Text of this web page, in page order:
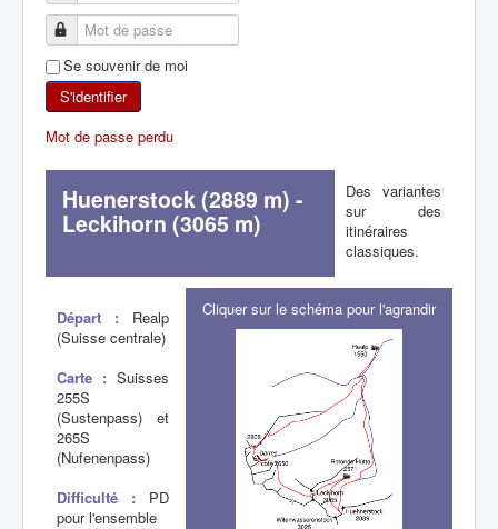
ALPINISME
SKI DE RANDONNÉE
RANDONNÉE SPORTIVE
Se souvenir de moi
S'identifier
Mot de passe perdu
Huenerstock (2889 m) -
Leckihorn (3065 m)
Des variantes
sur des
itinéraires
classiques.
Cliquer sur le schéma pour l'agrandir
Départ : Realp
(Suisse centrale)
Carte : Suisses
255S
(Sustenpass) et
265S
(Nufenenpass)
Difficulté : PD
pour l'ensemble